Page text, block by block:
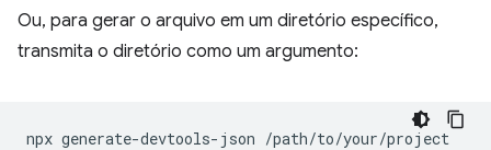
Ou, para gerar o arquivo em um diretório específico,
transmita o diretório como um argumento:
npx generate-devtools- json /path/to/your/project